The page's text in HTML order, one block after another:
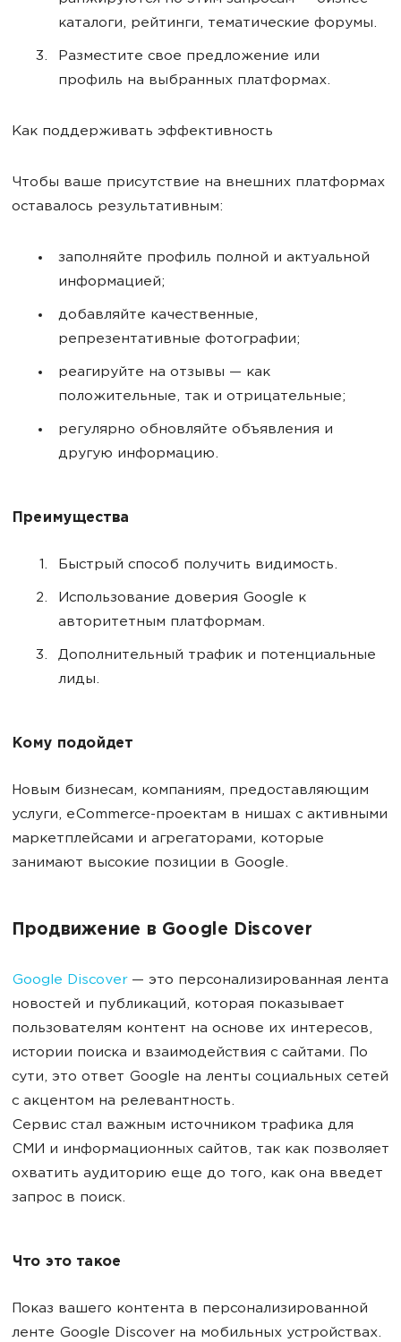
каталоги, рейтинги, тематические форумы.
Разместите свое предложение или
профиль на выбранных платформах.
Как поддерживать эффективность
Чтобы ваше присутствие на внешних платформах
оставалось результативным:
заполняйте профиль полной и актуальной
информацией;
добавляйте качественные,
репрезентативные фотографии;
реагируйте на отзывы — как
положительные, так и отрицательные;
регулярно обновляйте объявления и
другую информацию.
Преимущества
Быстрый способ получить видимость.
Использование доверия Google к
авторитетным платформам.
Дополнительный трафик и потенциальные
лиды.
Кому подойдет
Новым бизнесам, компаниям, предоставляющим
услуги, eCommerce-проектам в нишах с активными
маркетплейсами и агрегаторами, которые
занимают высокие позиции в Google.
Продвижение в Google Discover
Google Discover— это персонализированная лента
новостей и публикаций, которая показывает
пользователям контент на основе их интересов,
истории поиска и взаимодействия с сайтами. По
сути, это ответ Google на ленты социальных сетей
с акцентом на релевантность.
Сервис стал важным источником трафика для
СМИ и информационных сайтов, так как позволяет
охватить аудиторию еще до того, как она введет
запрос в поиск.
Что это такое
Показ вашего контента в персонализированной
ленте Google Discover на мобильных устройствах.